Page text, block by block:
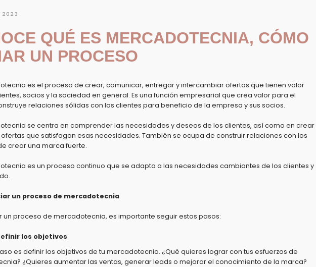
2023
QUÉ ES MERCADOTECNIA, CÓMO
UN PROCESO
es el proceso de crear, comunicar, entregar y intercambiar ofertas que tienen valor
socios y la sociedad en general. Es una función empresarial que crea valor para el
relaciones sólidas con los clientes para beneficio de la empresa y sus socios.
se centra en comprender las necesidades y deseos de los clientes, así como en crear
que satisfagan esas necesidades. También se ocupa de construir relaciones con los
crear una marca fuerte.
es un proceso continuo que se adapta a las necesidades cambiantes de los clientes y
un proceso de mercadotecnia
un proceso de mercadotecnia, es importante seguir estos pasos:
los objetivos
es definir los objetivos de tu mercadotecnia. ¿Qué quieres lograr con tus esfuerzos de
¿Quieres aumentar las ventas, generar leads o mejorar el conocimiento de la marca?